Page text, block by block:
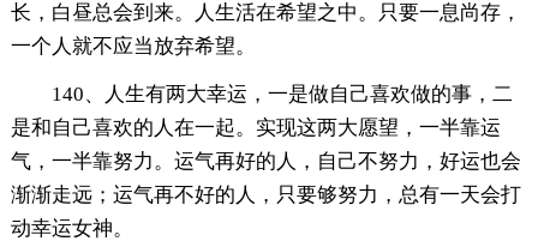
长，白昼总会到来。人生活在希望之中。只要一息尚存，
一个人就不应当放弃希望。
140、人生有两大幸运，一是做自己喜欢做的事，二
是和自己喜欢的人在一起。实现这两大愿望，一半靠运
气，一半靠努力。运气再好的人，自己不努力，好运也会
渐渐走远；运气再不好的人，只要够努力，总有一天会打
动幸运女神。